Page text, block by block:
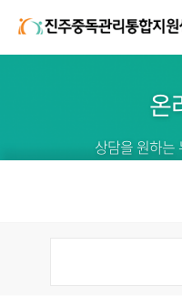
온
상담을 원하는